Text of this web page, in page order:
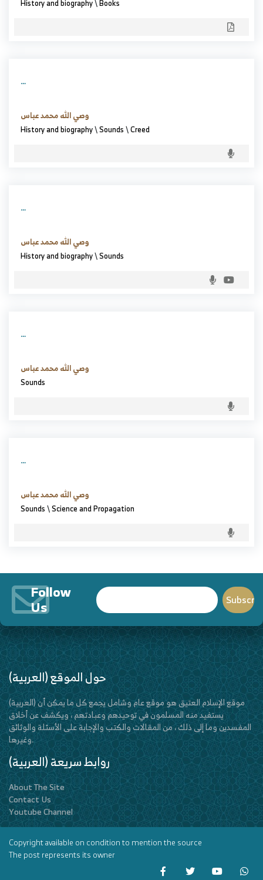
History and biography\Books
…
وصي الله محمد عباس
History and biography\Sounds\Creed
…
وصي الله محمد عباس
History and biography\Sounds
…
وصي الله محمد عباس
Sounds
…
وصي الله محمد عباس
Sounds\Science and Propagation
Follow
Us
(العربية) حول الموقع
(العربية) موقع الإسلام العتيق هو موقع عام وشامل يجمع كل ما يمكن أن
يستفيد منه المسلمون في توحيدهم وعبادتهم ، ويكشف عن أخلاق
المفسدين وما إلى ذلك ، من المقالات والكتب والإجابة على الأسئلة والوثائق
وغيرها.
(العربية) روابط سريعة
About The Site
Contact Us
Youtube Channel
Copyright available on condition to mention the source
The post represents its owner